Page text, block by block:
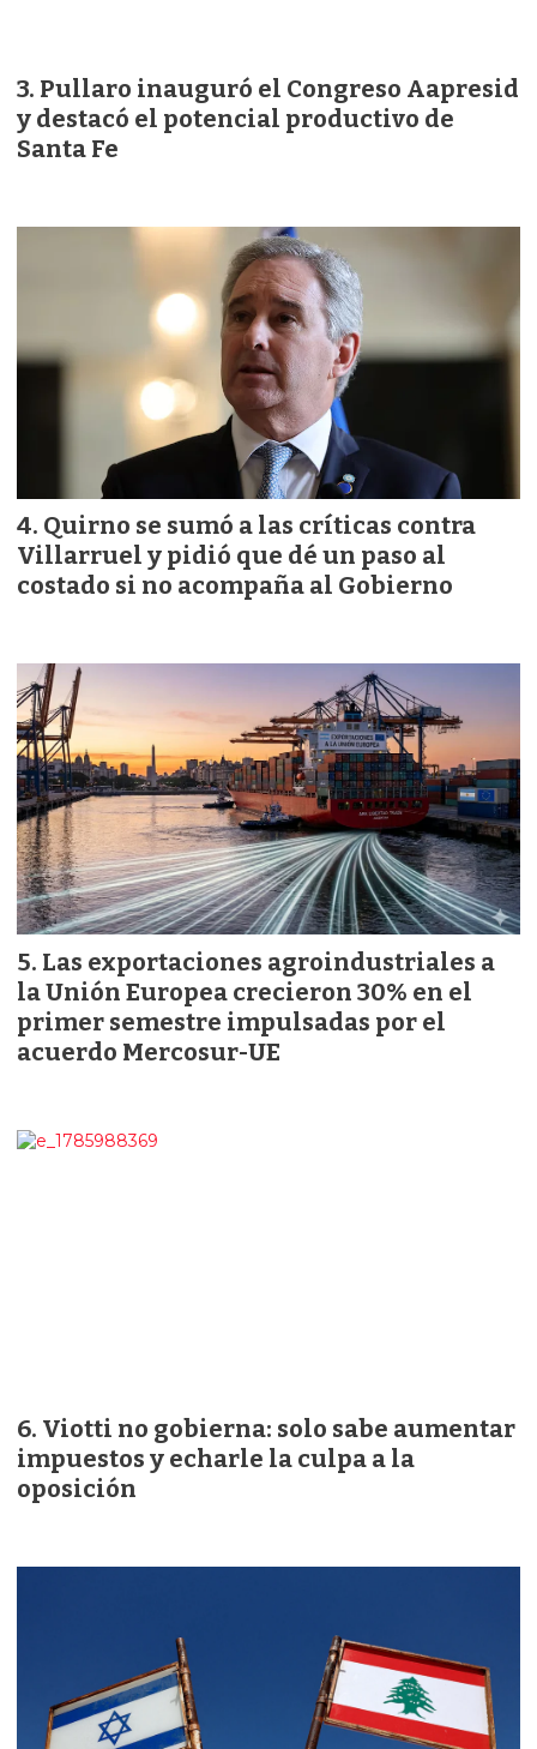
Pullaro inauguró el Congreso Aapresid
y destacó el potencial productivo de
Santa Fe
Quirno se sumó a las críticas contra
Villarruel y pidió que dé un paso al
costado si no acompaña al Gobierno
Las exportaciones agroindustriales a
la Unión Europea crecieron 30% en el
primer semestre impulsadas por el
acuerdo Mercosur-UE
Viotti no gobierna: solo sabe aumentar
impuestos y echarle la culpa a la
oposición